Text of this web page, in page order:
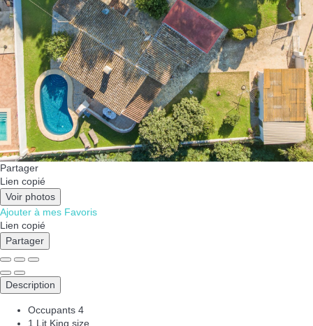
Partager
Lien copié
Voir photos
Ajouter à mes Favoris
Lien copié
Partager
Description
Occupants 4
1 Lit King size